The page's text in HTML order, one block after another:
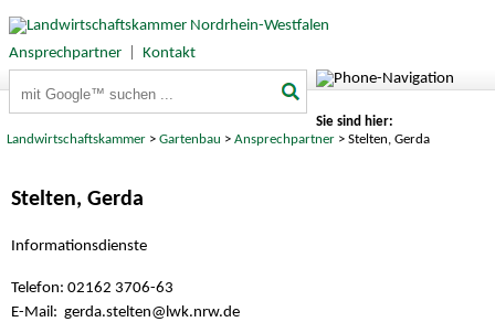
Ansprechpartner|
Kontakt
Sie sind hier:
Landwirtschaftskammer >Gartenbau >Ansprechpartner > Stelten, Gerda
Stelten, Gerda
Informationsdienste
Telefon: 02162 3706-63
E-Mail: gerda.stelten@ lwk.nrw.de